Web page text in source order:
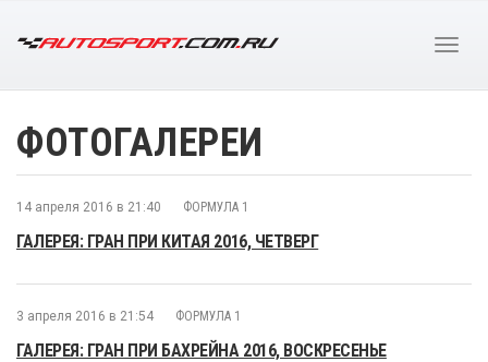
ФОТОГАЛЕРЕИ
14 апреля 2016 в 21:40 ФОРМУЛА 1
ГАЛЕРЕЯ: ГРАН ПРИ КИТАЯ 2016, ЧЕТВЕРГ
3 апреля 2016 в 21:54 ФОРМУЛА 1
ГАЛЕРЕЯ: ГРАН ПРИ БАХРЕЙНА 2016, ВОСКРЕСЕНЬЕ